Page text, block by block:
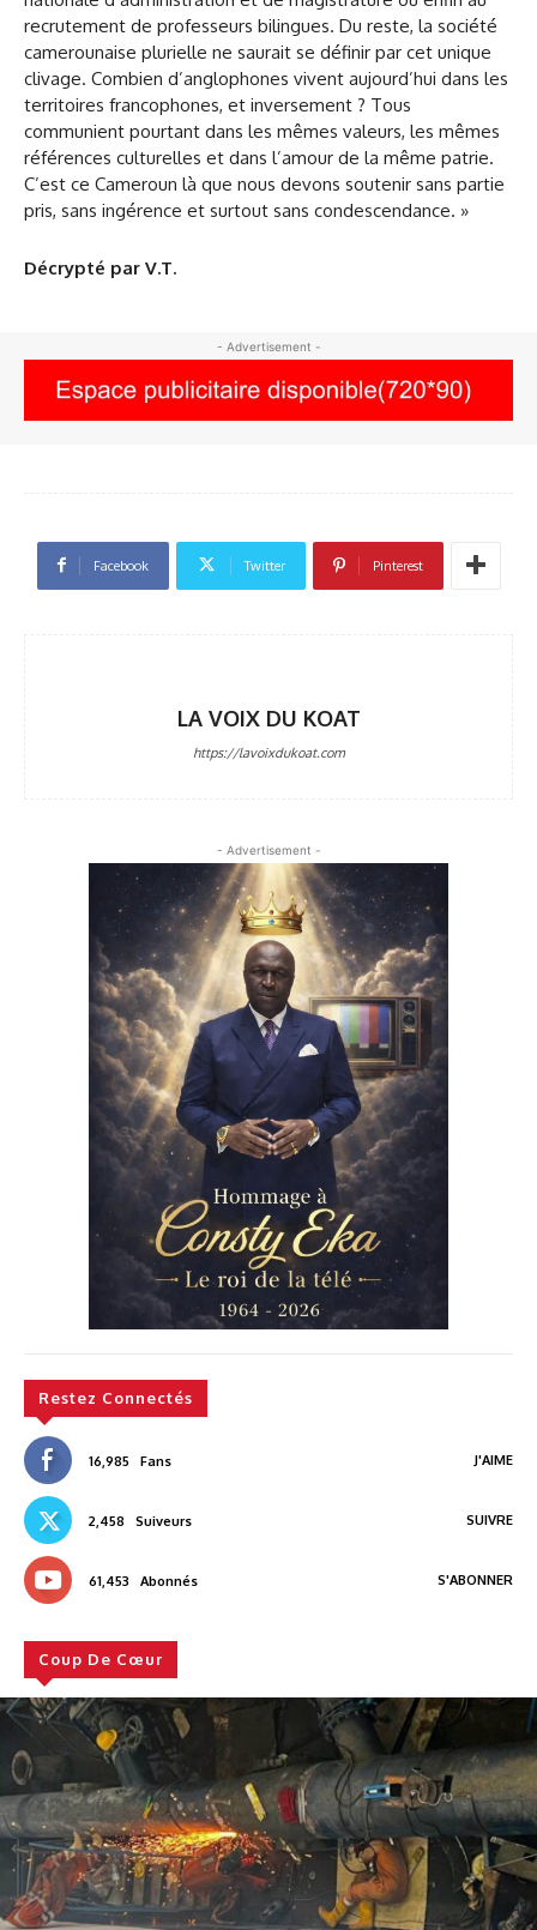
recrutement de professeurs bilingues. Du reste, la société
camerounaise plurielle ne saurait se définir par cet unique
clivage. Combien d’anglophones vivent aujourd’hui dans les
territoires francophones, et inversement ? Tous
communient pourtant dans les mêmes valeurs, les mêmes
références culturelles et dans l’amour de la même patrie.
C’est ce Cameroun là que nous devons soutenir sans partie
pris, sans ingérence et surtout sans condescendance. »
Décrypté par V.T.
- Advertisement -
Facebook Twitter Pinterest
LA VOIX DU KOAT
https://lavoixdukoat.com
- Advertisement -
Restez Connectés
16,985 Fans J'AIME
2,458 Suiveurs SUIVRE
61,453 Abonnés S'ABONNER
Coup De Cœur